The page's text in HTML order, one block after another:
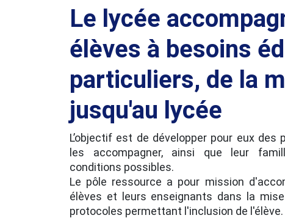
Le lycée
élèves à besoins
particuliers, de la
jusqu'au lycée
L’objectif est de développer pour eux des
les accompagner, ainsi que leur
conditions possibles.
Le pôle ressource a pour mission
élèves et leurs enseignants dans la
protocoles permettant l'inclusion de l'élève.